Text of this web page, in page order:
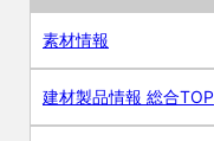
素材情報
建材製品情報 総合TOP